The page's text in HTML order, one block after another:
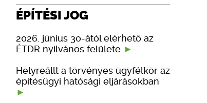
ÉPÍTÉSI JOG
2026. június 30-ától elérhető az
ÉTDR nyilvános felülete
Helyreállt a törvényes ügyfélkör az
építésügyi hatósági eljárásokban